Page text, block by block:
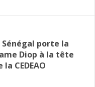
porte la
Diop à la tête
CEDEAO